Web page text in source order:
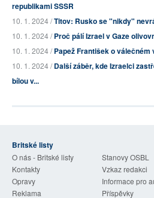
republikami SSSR
10. 1. 2024 /Titov: Rusko se "nikdy"
10. 1. 2024 /Proč pálí Izrael v Gaze
10. 1. 2024 /Papež František o
10. 1. 2024 /Další záběr, kde Izraelci
bílou v...
Britské listy
O nás - Britské listy
Stanovy OSBL
Kontakty
Vzkaz redakci
Opravy
Informace pro
Reklama
Příspěvky